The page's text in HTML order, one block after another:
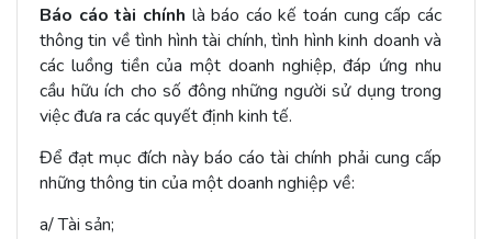
Báo cáo tài chính là báo cáo kế toán cung cấp các
thông tin về tình hình tài chính, tình hình kinh doanh và
các luồng tiền của một doanh nghiệp, đáp ứng nhu
cầu hữu ích cho số đông những người sử dụng trong
việc đưa ra các quyết định kinh tế.
Để đạt mục đích này báo cáo tài chính phải cung cấp
những thông tin của một doanh nghiệp về:
a/ Tài sản;